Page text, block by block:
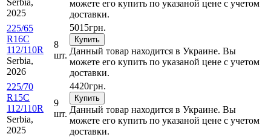
2025
можете его купить по указаной цене с учетом
доставки.
225/65
R16C
112/110R
Serbia,
2026
8
шт.
5015грн.
Купить
Данный товар находится в Украине. Вы
можете его купить по указаной цене с учетом
доставки.
225/70
R15C
112/110R
Serbia,
2025
9
шт.
4420грн.
Купить
Данный товар находится в Украине. Вы
можете его купить по указаной цене с учетом
доставки.